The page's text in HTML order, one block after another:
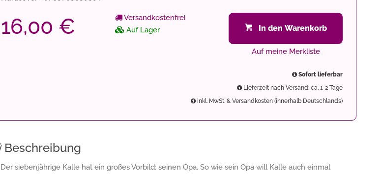
16,00 €
Versandkostenfrei
Auf Lager
In den Warenkorb
Auf meine Merkliste
Sofort lieferbar
Lieferzeit nach Versand: ca. 1-2 Tage
inkl. MwSt. & Versandkosten (innerhalb Deutschlands)
Beschreibung
Der siebenjährige Kalle hat ein großes Vorbild: seinen Opa. So wie sein Opa will Kalle auch einmal